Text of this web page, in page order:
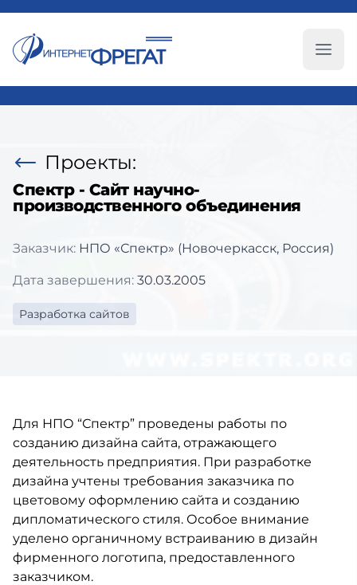
Проекты:
Спектр - Сайт научно-
производственного объединения
Заказчик: НПО «Спектр» (Новочеркасск, Россия)
Дата завершения: 30.03.2005
Разработка сайтов
Для НПО “Спектр” проведены работы по
созданию дизайна сайта, отражающего
деятельность предприятия. При разработке
дизайна учтены требования заказчика по
цветовому оформлению сайта и созданию
дипломатического стиля. Особое внимание
уделено органичному встраиванию в дизайн
фирменного логотипа, предоставленного
заказчиком.